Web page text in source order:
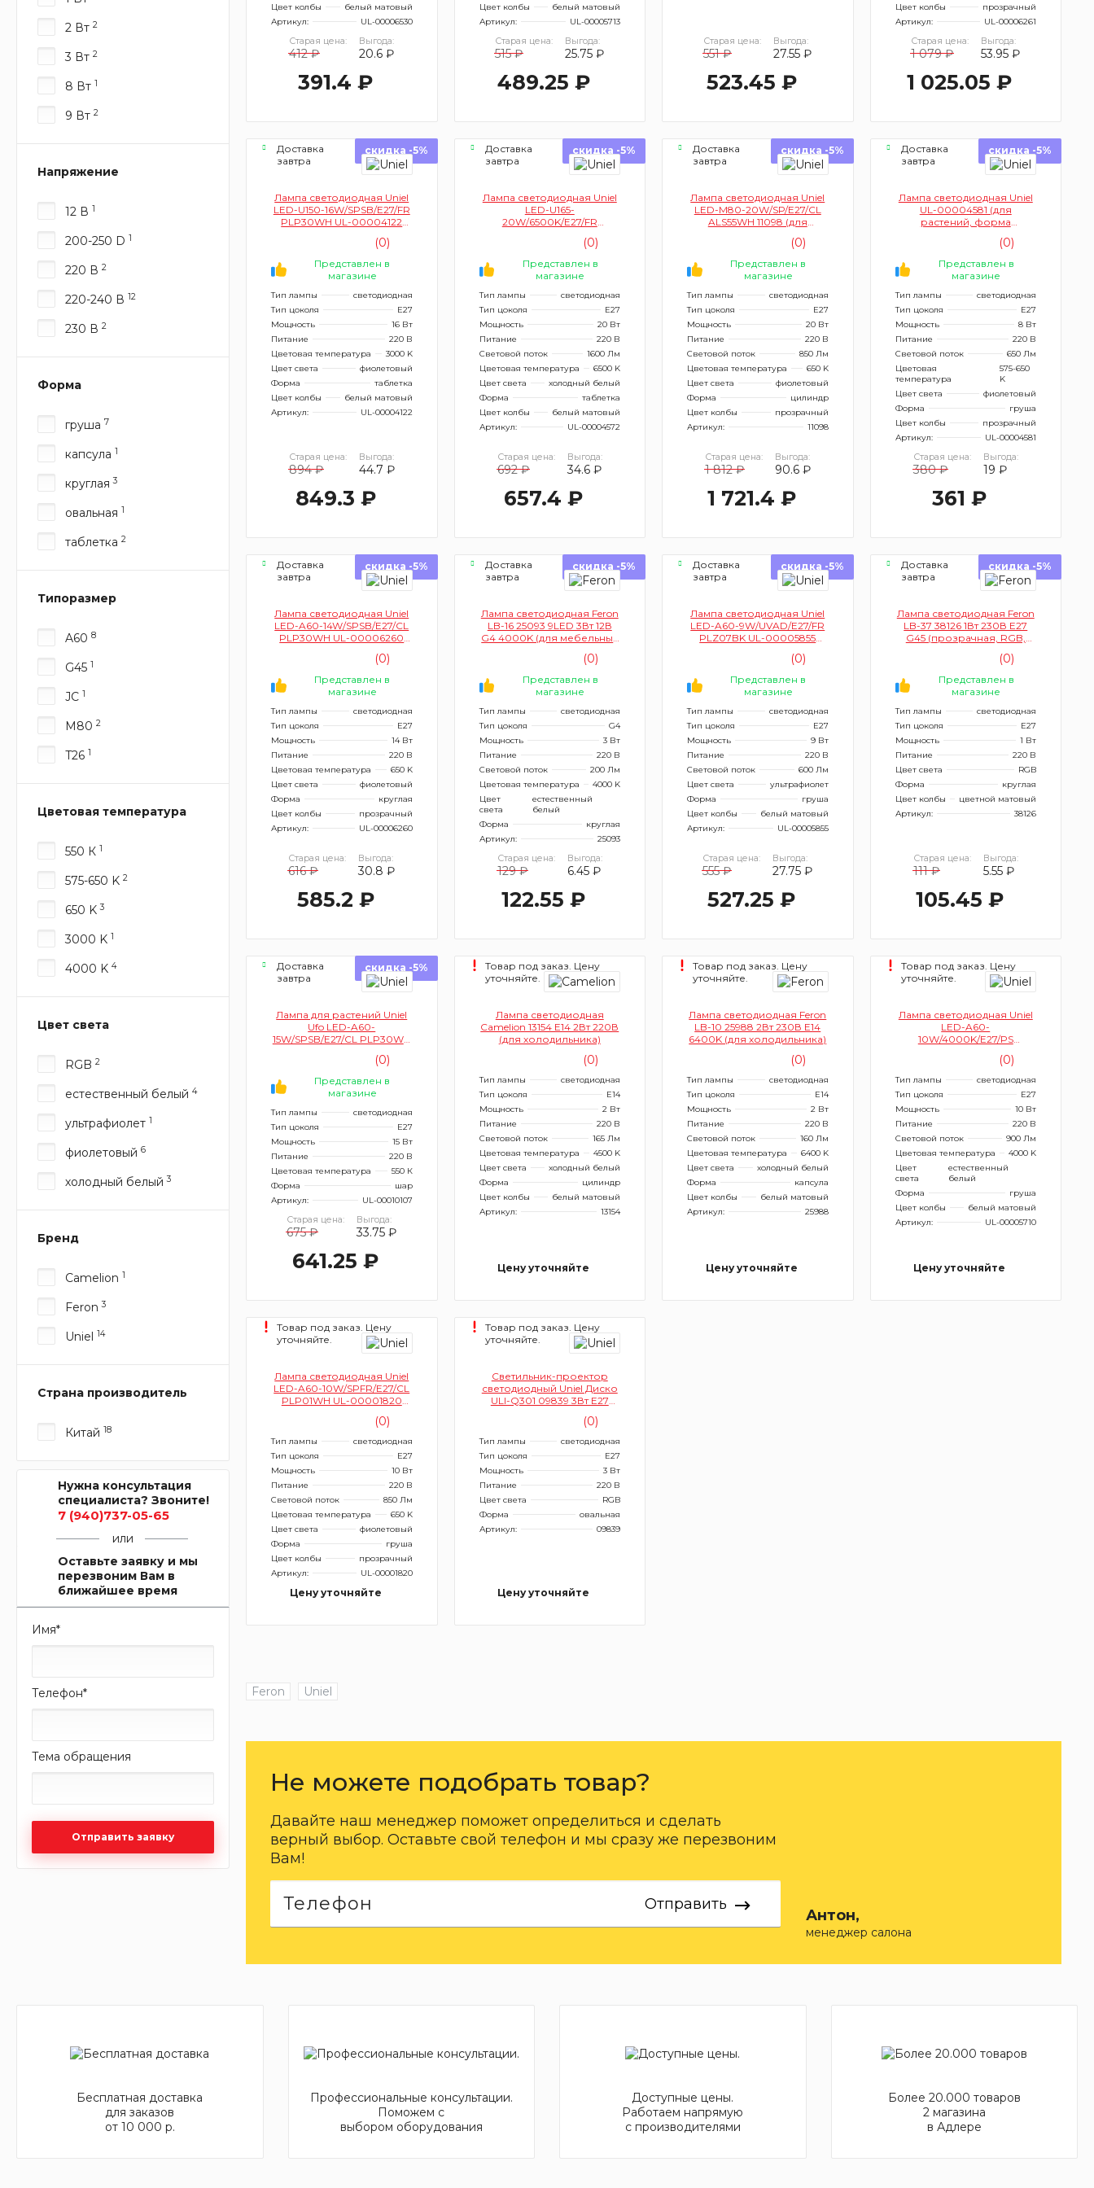
2 Вт 2
3 Вт 2
8 Вт 1
9 Вт 2
Напряжение
12 В 1
200-250 D 1
220 В 2
220-240 В 12
230 В 2
Форма
груша 7
капсула 1
круглая3
овальная 1
таблетка 2
Типоразмер
A60 8
G45 1
JC 1
M80 2
T26 1
Цветовая температура
550 К 1
575-650 K 2
650 K3
3000 K 1
4000 K 4
Цвет света
RGB 2
естественный белый 4
ультрафиолет 1
фиолетовый 6
холодный белый3
Бренд
Camelion 1
Feron3
Uniel 14
Страна производитель
Китай 18
Нужна консультация
специалиста? Звоните!
7 (940)737-05-65
или
Оставьте заявку и мы
перезвоним Вам в
ближайшее время
Имя*
Телефон*
Тема обращения
Отправить заявку
Цвет колбы
белый матовый
Артикул:
UL-00006530
Старая цена:
412 ₽
Выгода:
20.6 ₽
391.4 ₽
Цвет колбы
белый матовый
Артикул:
UL-00005713
Старая цена:
515 ₽
Выгода:
25.75 ₽
489.25 ₽
Старая цена:
551 ₽
Выгода:
27.55 ₽
523.45 ₽
Цвет колбы
прозрачный
Артикул:
UL-00006261
Старая цена:
1 079 ₽
Выгода:
53.95 ₽
1 025.05 ₽
Доставка
завтра
скидка -5%
Лампа светодиодная Uniel
LED-U150-16W/SPSB/E27/FR
PLP30WH UL-00004122
(0)
Представлен в
магазине
Тип лампы
светодиодная
Тип цоколя
E27
Мощность
16 Вт
Питание
220 В
Цветовая температура
3000 K
Цвет света
фиолетовый
Форма
таблетка
Цвет колбы
белый матовый
Артикул:
UL-00004122
Старая цена:
894 ₽
Выгода:
44.7 ₽
849.3 ₽
Доставка
завтра
скидка -5%
Лампа светодиодная Uniel
LED-U165-
20W/6500K/E27/FR
(форма UFO, матовая)
(0)
Представлен в
магазине
Тип лампы
светодиодная
Тип цоколя
E27
Мощность
20 Вт
Питание
220 В
Световой поток
1600 Лм
Цветовая температура
6500 K
Цвет света
холодный белый
Форма
таблетка
Цвет колбы
белый матовый
Артикул:
UL-00004572
Старая цена:
692 ₽
Выгода:
34.6 ₽
657.4 ₽
Доставка
завтра
скидка -5%
Лампа светодиодная Uniel
LED-M80-20W/SP/E27/CL
ALS55WH 11098 (для
(0)
Представлен в
магазине
Тип лампы
светодиодная
Тип цоколя
E27
Мощность
20 Вт
Питание
220 В
Световой поток
850 Лм
Цветовая температура
650 K
Цвет света
фиолетовый
Форма
цилиндр
Цвет колбы
прозрачный
Артикул:
11098
Старая цена:
1 812 ₽
Выгода:
90.6 ₽
1 721.4 ₽
Доставка
завтра
скидка -5%
Лампа светодиодная Uniel
UL-00004581 (для
растений, форма
рассады и цветения)
(0)
Представлен в
магазине
Тип лампы
светодиодная
Тип цоколя
E27
Мощность
8 Вт
Питание
220 В
Световой поток
650 Лм
Цветовая
температура
575-650
K
Цвет света
фиолетовый
Форма
груша
Цвет колбы
прозрачный
Артикул:
UL-00004581
Старая цена:
380 ₽
Выгода:
19 ₽
361 ₽
Доставка
завтра
скидка -5%
Лампа светодиодная Uniel
LED-A60-14W/SPSB/E27/CL
PLP30WH UL-00006260
(0)
Представлен в
магазине
Тип лампы
светодиодная
Тип цоколя
E27
Мощность
14 Вт
Питание
220 В
Цветовая температура
650 K
Цвет света
фиолетовый
Форма
круглая
Цвет колбы
прозрачный
Артикул:
UL-00006260
Старая цена:
616 ₽
Выгода:
30.8 ₽
585.2 ₽
Доставка
завтра
скидка -5%
Лампа светодиодная Feron
LB-16 25093 9LED 3Вт 12В
G4 4000K (для мебельных
(0)
Представлен в
магазине
Тип лампы
светодиодная
Тип цоколя
G4
Мощность
3 Вт
Питание
220 В
Световой поток
200 Лм
Цветовая температура
4000 K
Цвет
света
естественный
белый
Форма
круглая
Артикул:
25093
Старая цена:
129 ₽
Выгода:
6.45 ₽
122.55 ₽
Доставка
завтра
скидка -5%
Лампа светодиодная Uniel
LED-A60-9W/UVAD/E27/FR
PLZ07BK UL-00005855
(0)
Представлен в
магазине
Тип лампы
светодиодная
Тип цоколя
E27
Мощность
9 Вт
Питание
220 В
Световой поток
600 Лм
Цвет света
ультрафиолет
Форма
груша
Цвет колбы
белый матовый
Артикул:
UL-00005855
Старая цена:
555 ₽
Выгода:
27.75 ₽
527.25 ₽
Доставка
завтра
скидка -5%
Лампа светодиодная Feron
LB-37 38126 1Вт 230В E27
G45 (прозрачная, RGB,
(0)
Представлен в
магазине
Тип лампы
светодиодная
Тип цоколя
E27
Мощность
1 Вт
Питание
220 В
Цвет света
RGB
Форма
круглая
Цвет колбы
цветной матовый
Артикул:
38126
Старая цена:
111 ₽
Выгода:
5.55 ₽
105.45 ₽
Доставка
завтра
скидка -5%
Лампа для растений Uniel
Ufo LED-A60-
15W/SPSB/E27/CL PLP30WH
(0)
Представлен в
магазине
Тип лампы
светодиодная
Тип цоколя
E27
Мощность
15 Вт
Питание
220 В
Цветовая температура
550 К
Форма
шар
Артикул:
UL-00010107
Старая цена:
675 ₽
Выгода:
33.75 ₽
641.25 ₽
Товар под заказ. Цену
уточняйте.
Лампа светодиодная
Camelion 13154 E14 2Вт 220В
(для холодильника)
(0)
Тип лампы
светодиодная
Тип цоколя
E14
Мощность
2 Вт
Питание
220 В
Световой поток
165 Лм
Цветовая температура
4500 K
Цвет света
холодный белый
Форма
цилиндр
Цвет колбы
белый матовый
Артикул:
13154
Цену уточняйте
Товар под заказ. Цену
уточняйте.
Лампа светодиодная Feron
LB-10 25988 2Вт 230В E14
6400K (для холодильника)
(0)
Тип лампы
светодиодная
Тип цоколя
E14
Мощность
2 Вт
Питание
220 В
Световой поток
160 Лм
Цветовая температура
6400 K
Цвет света
холодный белый
Форма
капсула
Цвет колбы
белый матовый
Артикул:
25988
Цену уточняйте
Товар под заказ. Цену
уточняйте.
Лампа светодиодная Uniel
LED-A60-
10W/4000K/E27/PS
датчиком освещенности,
(0)
Тип лампы
светодиодная
Тип цоколя
E27
Мощность
10 Вт
Питание
220 В
Световой поток
900 Лм
Цветовая температура
4000 K
Цвет
света
естественный
белый
Форма
груша
Цвет колбы
белый матовый
Артикул:
UL-00005710
Цену уточняйте
Товар под заказ. Цену
уточняйте.
Лампа светодиодная Uniel
LED-A60-10W/SPFR/E27/CL
PLP01WH UL-00001820
прозрачная колба)
(0)
Тип лампы
светодиодная
Тип цоколя
E27
Мощность
10 Вт
Питание
220 В
Световой поток
850 Лм
Цветовая температура
650 K
Цвет света
фиолетовый
Форма
груша
Цвет колбы
прозрачный
Артикул:
UL-00001820
Цену уточняйте
Товар под заказ. Цену
уточняйте.
Светильник-проектор
светодиодный Uniel Диско
ULI-Q301 09839 3Вт E27
(0)
Тип лампы
светодиодная
Тип цоколя
E27
Мощность
3 Вт
Питание
220 В
Цвет света
RGB
Форма
овальная
Артикул:
09839
Цену уточняйте
Feron Uniel
Не можете подобрать товар?
Давайте наш менеджер поможет определиться и сделать
верный выбор. Оставьте свой телефон и мы сразу же перезвоним
Вам!
Отправить
Антон,
менеджер салона
Бесплатная доставка
для заказов
от 10 000 р.
Профессиональные консультации.
Поможем с
выбором оборудования
Доступные цены.
Работаем напрямую
с производителями
Более 20.000 товаров
2 магазина
в Адлере